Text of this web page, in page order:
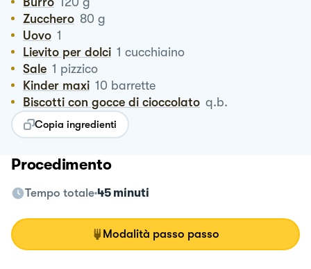
Zucchero 80 g
Uovo 1
Lievito per dolci 1 cucchiaino
Sale 1 pizzico
Kinder maxi 10 barrette
Biscotti con gocce di cioccolato q.b.
Copia ingredienti
Procedimento
Tempo totale 45 minuti
Modalità passo passo